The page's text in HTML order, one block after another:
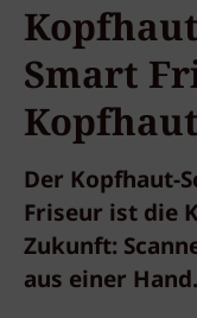
Smart
Der Kopfhaut-
Friseur ist die
Zukunft:
aus einer Hand.